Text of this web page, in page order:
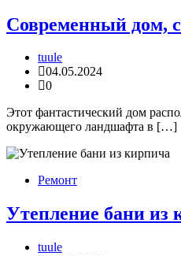
Современный дом,
tuule
04.05.2024
0
Этот фантастический дом
окружающего ландшафта в […]
Ремонт
Утепление бани из
tuule